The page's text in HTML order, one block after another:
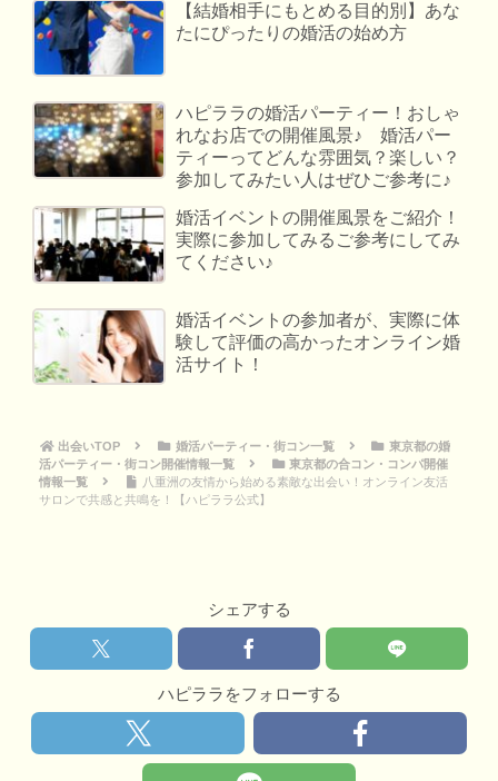
【結婚相手にもとめる目的別】あな
たにぴったりの婚活の始め方
ハピララの婚活パーティー！おしゃ
れなお店での開催風景♪ 婚活パー
ティーってどんな雰囲気？楽しい？
参加してみたい人はぜひご参考に♪
婚活イベントの開催風景をご紹介！
実際に参加してみるご参考にしてみ
てください♪
婚活イベントの参加者が、実際に体
験して評価の高かったオンライン婚
活サイト！
出会いTOP 婚活パーティー・街コン一覧
東京都の婚
活パーティー・街コン開催情報一覧
東京都の合コン・コンパ開催
情報一覧
八重洲の友情から始める素敵な出会い！オンライン友活
サロンで共感と共鳴を！【ハピララ公式】
シェアする
ハピララをフォローする